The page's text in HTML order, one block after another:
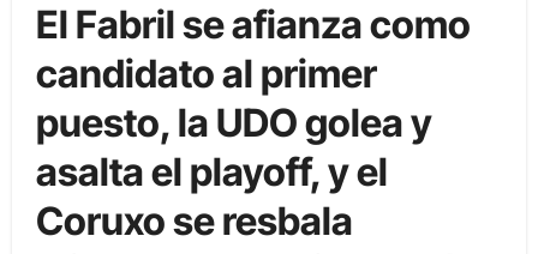
El Fabril se afianza como
candidato al primer
puesto, la UDO golea y
asalta el playoff, y el
Coruxo se resbala